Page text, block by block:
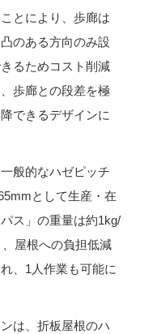
とにより、歩廊は
のある方向のみ設
るためコスト削減
歩廊との段差を極
できるデザインに
般的なハゼピッチ
として生産・在
ス」の重量は約1kg/
屋根への負担低減
、1人作業も可能に
は、折板屋根のハ